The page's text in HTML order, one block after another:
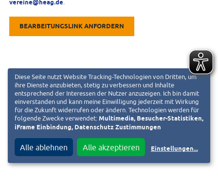
vereine@heag.de.
BEARBEITUNGSLINK ANFORDERN
Diese Seite nutzt Website Tracking-Technologien von Dritten, um
ihre Dienste anzubieten, stetig zu verbessern und Inhalte
entsprechend der Interessen der Nutzer anzuzeigen. Ich bin damit
einverstanden und kann meine Einwilligung jederzeit mit Wirkung
für die Zukunft widerrufen oder ändern. Technologien werden für
folgende Zwecke verwendet: Multimedia, Besucher-Statistiken,
iFrame Einbindung, Datenschutz Zustimmungen
Alle ablehnen Alle akzeptieren Einstellungen...